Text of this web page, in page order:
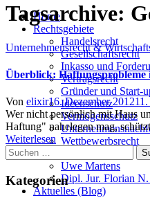
Home
Rechtsgebiete
Handelsrecht
Gesellschaftsrecht
Inkasso und
Vertragsrecht
Gründer und Start-
Ideenschutz
Vermögensschutz
Wettbewerbsrecht
Team
Uwe Martens
Dipl. Jur. Florian N.
Aktuelles (Blog)
Tagsarchive:
Unternehmensrecht &
Überblick: Haftungsprobleme
Author
Von elixirPosted
on
16. Dezember 2012
Wer nicht persönlich mit Haus
Haftung" nahelegen mag,
Weiterlesen
Suchen
nach:
Kategorien